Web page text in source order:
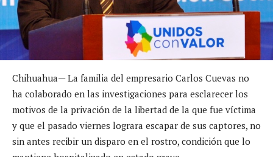
Chihuahua— La familia del empresario Carlos Cuevas no
ha colaborado en las investigaciones para esclarecer los
motivos de la privación de la libertad de la que fue víctima
y que el pasado viernes lograra escapar de sus captores, no
sin antes recibir un disparo en el rostro, condición que lo